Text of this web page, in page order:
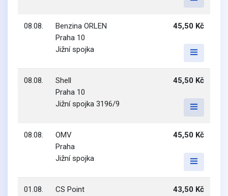
08.08.
Benzina ORLEN
Praha 10
Jižní spojka
45,50 Kč
08.08.
Shell
Praha 10
Jižní spojka 3196/9
45,50 Kč
08.08.
OMV
Praha
Jižní spojka
45,50 Kč
01.08.
CS Point
43,50 Kč